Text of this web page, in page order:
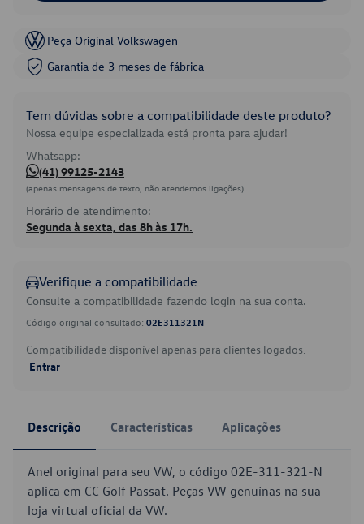
Peça Original Volkswagen
Garantia de 3 meses de fábrica
Tem dúvidas sobre a compatibilidade deste produto?
Nossa equipe especializada está pronta para ajudar!
Whatsapp:
(41) 99125-2143
(apenas mensagens de texto, não atendemos ligações)
Horário de atendimento:
Segunda à sexta, das 8h às 17h.
Verifique a compatibilidade
Consulte a compatibilidade fazendo login na sua conta.
Código original consultado: 02E311321N
Compatibilidade disponível apenas para clientes logados.
Entrar
Descrição Características Aplicações
Anel original para seu VW, o código 02E-311-321-N
aplica em CC Golf Passat. Peças VW genuínas na sua
loja virtual oficial da VW.